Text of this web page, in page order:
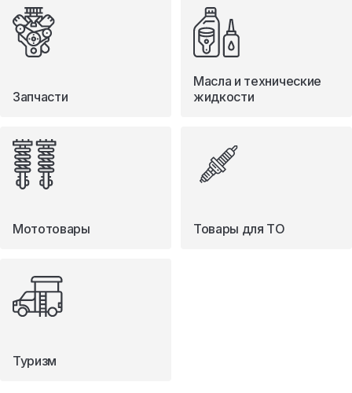
Запчасти
Масла и технические
жидкости
Мототовары Товары для ТО
Туризм